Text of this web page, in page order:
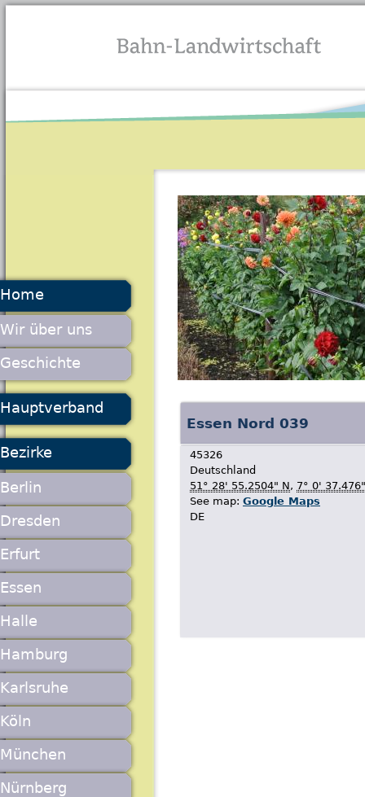
Jump to navigation
Essen Nord 039
45326
Deutschland
51° 28' 55.2504" N, 7° 0'
See map: Google Maps
DE
Home
Wir über uns
Geschichte
Hauptverband
Bezirke
Berlin
Dresden
Erfurt
Essen
Halle
Hamburg
Karlsruhe
Köln
München
Nürnberg